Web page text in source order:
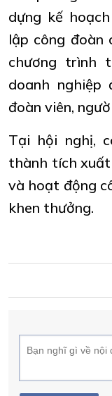
dựng kế
lập công đoàn
chương trình
doanh
đoàn viên,
Tại hội nghị,
thành tích
và hoạt động
khen thưởng.